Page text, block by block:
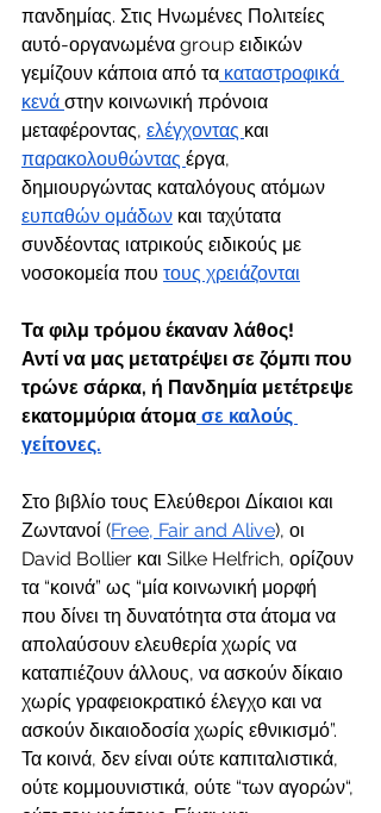
πανδημίας. Στις Ηνωμένες Πολιτείες
αυτό-οργανωμένα group ειδικών
γεμίζουν κάποια από τα καταστροφικά
κενά στην κοινωνική πρόνοια
μεταφέροντας, ελέγχοντας και
παρακολουθώντας έργα,
δημιουργώντας καταλόγους ατόμων
ευπαθών ομάδων και ταχύτατα
συνδέοντας ιατρικούς ειδικούς με
νοσοκομεία που τους χρειάζονται
Τα φιλμ τρόμου έκαναν λάθος!
Αντί να μας μετατρέψει σε ζόμπι που
τρώνε σάρκα, ή Πανδημία μετέτρεψε
εκατομμύρια άτομα σε καλούς
γείτονες.
Στο βιβλίο τους Ελεύθεροι Δίκαιοι και
Ζωντανοί (Free, Fair and Alive), οι
David Bollier και Silke Helfrich, ορίζουν
τα “κοινά” ως “μία κοινωνική μορφή
που δίνει τη δυνατότητα στα άτομα να
απολαύσουν ελευθερία χωρίς να
καταπιέζουν άλλους, να ασκούν δίκαιο
χωρίς γραφειοκρατικό έλεγχο και να
ασκούν δικαιοδοσία χωρίς εθνικισμό”.
Τα κοινά, δεν είναι ούτε καπιταλιστικά,
ούτε κομμουνιστικά, ούτε “των αγορών“,